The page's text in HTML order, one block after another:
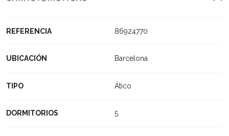
REFERENCIA 86924770
UBICACIÓN Barcelona
TIPO Ático
DORMITORIOS 5